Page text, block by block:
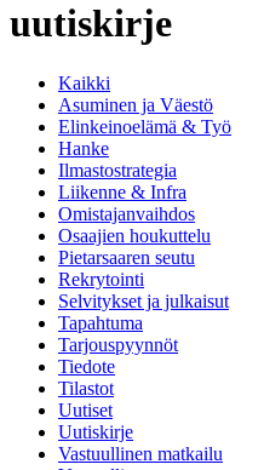
uutiskirje
Kaikki
Asuminen ja Väestö
Elinkeinoelämä & Työ
Hanke
Ilmastostrategia
Liikenne & Infra
Omistajanvaihdos
Osaajien houkuttelu
Pietarsaaren seutu
Rekrytointi
Selvitykset ja julkaisut
Tapahtuma
Tarjouspyynnöt
Tiedote
Tilastot
Uutiset
Uutiskirje
Vastuullinen matkailu